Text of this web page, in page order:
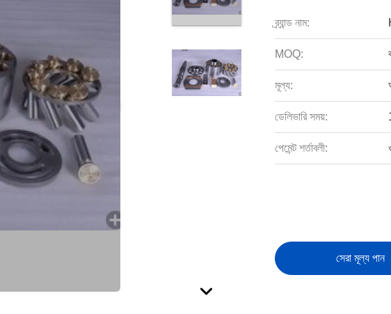
ব্র্যান্ড নাম:
MOQ:
মূল্য:
ডেলিভারি সময়:
পেমেন্ট শর্তাবলী:
সেরা মূল্য পান